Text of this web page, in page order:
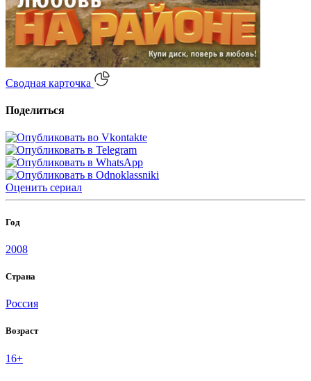
Сводная карточка
Поделиться
Оценить сериал
Год
2008
Страна
Россия
Возраст
16+